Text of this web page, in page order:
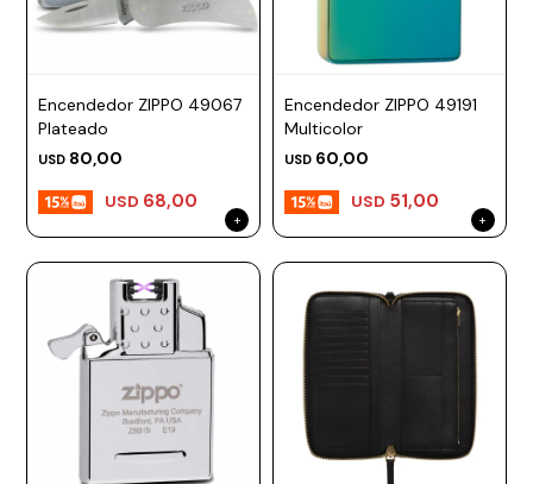
Encendedor ZIPPO 49067
Plateado
USD 80,00
USD 68,00
Encendedor ZIPPO 49191
Multicolor
USD 60,00
USD 51,00